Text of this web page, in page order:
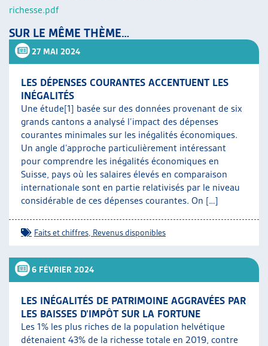
richesse.pdf
SUR LE MÊME THÈME…
27 MAI 2024
LES DÉPENSES COURANTES ACCENTUENT LES
INÉGALITÉS
Une étude[1] basée sur des données provenant de six
grands cantons a analysé l’impact des dépenses
courantes minimales sur les inégalités économiques.
Un angle d’approche particulièrement intéressant
pour comprendre les inégalités économiques en
Suisse, pays où les salaires élevés en comparaison
internationale sont en partie relativisés par le niveau
considérable de ces dépenses courantes. On […]
Faits et chiffres Revenus disponibles
6 FÉVRIER 2024
LES INÉGALITÉS DE PATRIMOINE AGGRAVÉES PAR
LES BAISSES D’IMPÔT SUR LA FORTUNE
Les 1% les plus riches de la population helvétique
détenaient 43% de la richesse totale en 2019, contre